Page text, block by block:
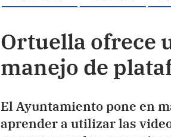
Ortuella ofrece
manejo de
El Ayuntamiento pone en
aprender a utilizar las